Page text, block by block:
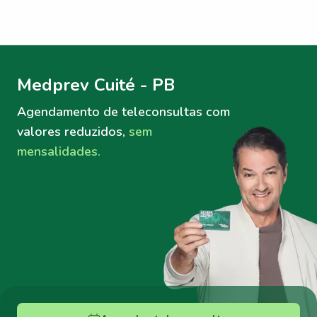
Medprev Cuité - PB
Agendamento de teleconsultas com
valores reduzidos, sem
mensalidades.